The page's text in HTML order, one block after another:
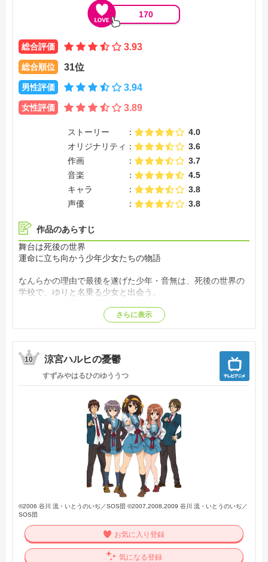
170
総合評価 3.93
総合順位 31位
男性評価 3.94
女性評価 3.89
ストーリー
4.0
オリジナリティ
3.6
作画
3.7
音楽
4.5
キャラ
3.8
声優
3.8
作品のあらすじ
舞台は死後の世界
運命に立ち向かう少年少女たちの物語
なんらかの理由で最後を遂げた少年・音無は、死後の世界の
学校で、ゆりと名乗る少女と出会う。
と日夜激戦を繰り広げていた。
生前の記憶が無く、この死後の世界で何が起きているのかも
分からず戸惑う音無。
彼は、ゆりたちと共に戦う道を選ぶことにしたのだが…。
さらに表示
10 涼宮ハルヒの憂鬱
すずみやはるひのゆううつ
©2006 谷川 流・いとうのいぢ／SOS団 ©2007,2008,2009 谷川 流・いとうのいぢ／
SOS団
お気に入り登録
気になる登録